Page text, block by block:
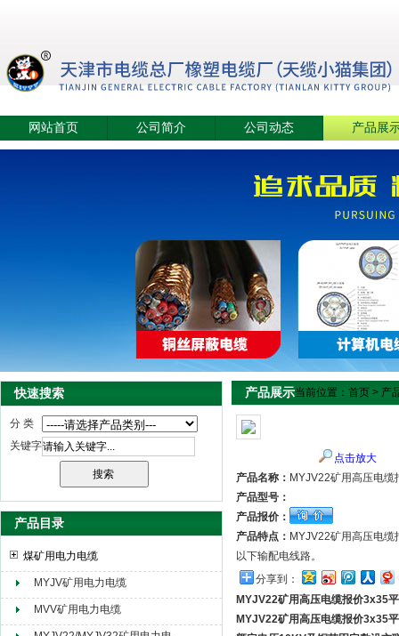
天津市电缆总厂橡塑电缆厂（天缆小猫集团）
网站首页 公司简介 公司动态 产品展
快速搜索
分 类
关键字
产品目录
煤矿用电力电缆
MYJV矿用电力电缆
MVV矿用电力电缆
产品展示当前位置： 首页 > 产
点击放大
产品名称： MYJV22矿用高压电缆
产品型号：
产品报价：
产品特点： MYJV22矿用高压电
以下输配电线路。
分享到：
MYJV22矿用高压电缆报价3x35
MYJV22矿用高压电缆报价3x35